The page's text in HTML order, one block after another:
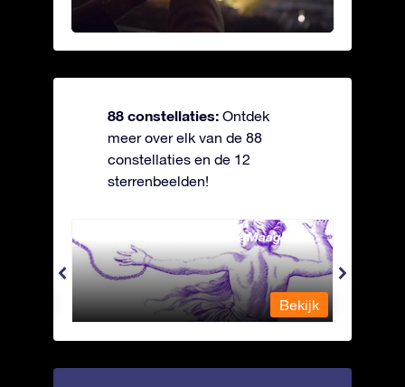
88 constellaties: Ontdek
meer over elk van de 88
constellaties en de 12
sterrenbeelden!
Andromeda - Geketende Maagd
Bekijk